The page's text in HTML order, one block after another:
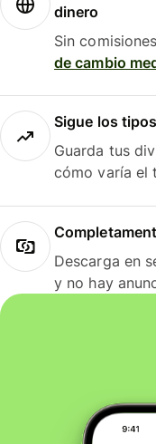
dinero
Sin
de cambio
Sigue los
Guarda tus
cómo varía el
Descarga en
y no hay